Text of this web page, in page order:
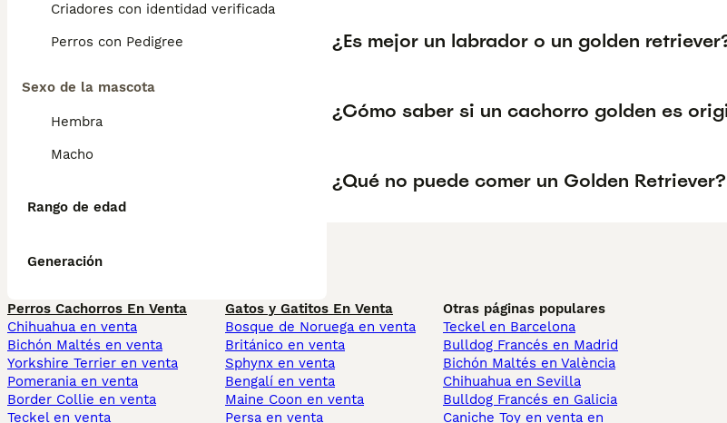
Criadores con identidad verificada
Perros con Pedigree
Sexo de la mascota
Hembra
Macho
Rango de edad
Generación
¿Es mejor un labrador o un golden
¿Cómo saber si un cachorro golden es
¿Qué no puede comer un Golden Retriever?
Perros Cachorros En Venta
Chihuahua en venta
Bichón Maltés en venta
Yorkshire Terrier en venta
Pomerania en venta
Border Collie en venta
Teckel en venta
Gatos y Gatitos En Venta
Bosque de Noruega en venta
Británico en venta
Sphynx en venta
Bengalí en venta
Maine Coon en venta
Persa en venta
Otras páginas populares
Teckel en Barcelona
Bulldog Francés en Madrid
Bichón Maltés en València
Chihuahua en Sevilla
Bulldog Francés en Galicia
Caniche Toy en venta en